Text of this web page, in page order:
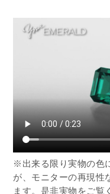
※出来る限り実物の色
が、モニターの再現性
ます。是非実物をご覧